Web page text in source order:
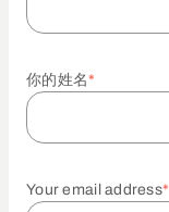
你的姓名*
Your email address*